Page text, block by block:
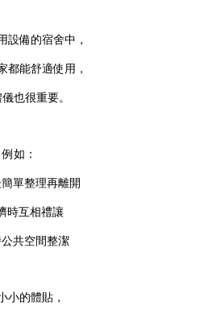
設備的宿舍中，
都能舒適使用，
也很重要。
例如：
單整理再離開
時互相禮讓
共空間整潔
小的體貼，